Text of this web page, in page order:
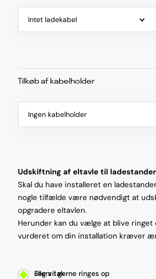
Intet ladekabel
Tilkøb af kabelholder
Ingen kabelholder
Udskiftning af eltavle til ladestander
Skal du have installeret en
nogle tilfælde være nødvendigt at
opgradere eltavlen.
Herunder kan du vælge at blive ringet
vurderet om din installation kræver
Jeg vil gerne ringes op
Ellers tak